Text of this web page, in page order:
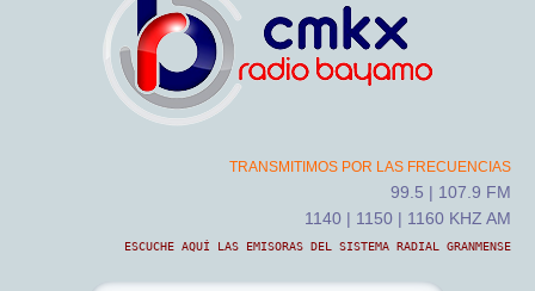
TRANSMITIMOS POR LAS FRECUENCIAS
99.5 | 107.9 FM
1140 | 1150 | 1160 KHZ AM
ESCUCHE AQUÍ LAS EMISORAS DEL SISTEMA RADIAL GRANMENSE